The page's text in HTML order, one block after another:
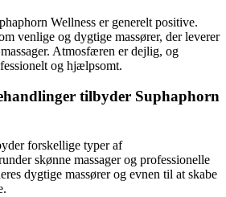
Wellness er generelt positive.
venlige og dygtige massører, der leverer
Atmosfæren er dejlig, og
og hjælpsomt.
tilbyder Suphaphorn
forskellige typer af
skønne massager og professionelle
dygtige massører og evnen til at skabe